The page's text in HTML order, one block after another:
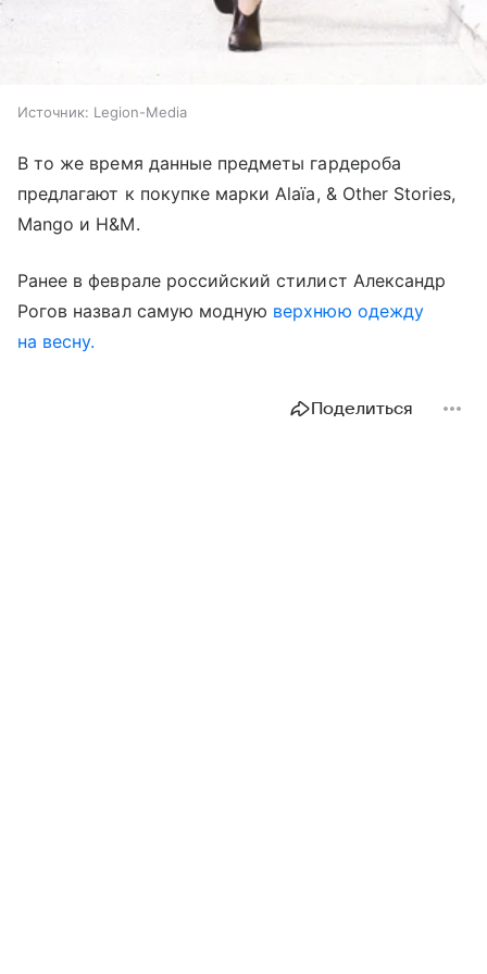
Источник: Legion-Media
В то же время данные предметы гардероба
предлагают к покупке марки Alaïa, & Other Stories,
Mango и H&M.
Ранее в феврале российский стилист Александр
Рогов назвал самую модную верхнюю одежду
на весну.
Поделиться